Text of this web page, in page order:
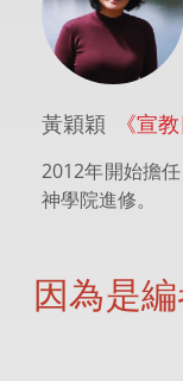
黃穎穎 《宣
2012年開始擔
神學院進修。
因為是